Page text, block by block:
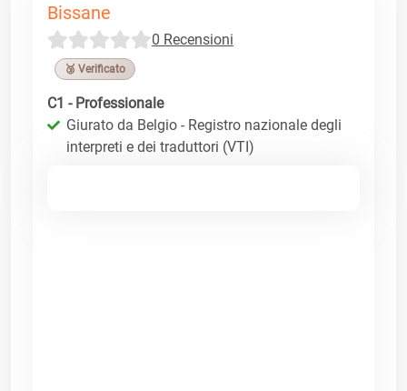
Bissane
0 Recensioni
🥉 Verificato
C1 - Professionale
Giurato da Belgio - Registro nazionale degli
interpreti e dei traduttori (VTI)